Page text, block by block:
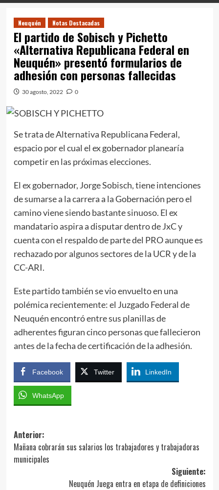
Neuquén Notas Destacadas
El partido de Sobisch y Pichetto
«Alternativa Republicana Federal en
Neuquén» presentó formularios de
adhesión con personas fallecidas
30 agosto, 2022 0
Se trata de Alternativa Republicana Federal,
espacio por el cual el ex gobernador planearía
competir en las próximas elecciones.
El ex gobernador, Jorge Sobisch, tiene intenciones
de sumarse a la carrera a la Gobernación pero el
camino viene siendo bastante sinuoso. El ex
mandatario aspira a disputar dentro de JxC y
cuenta con el respaldo de parte del PRO aunque es
rechazado por algunos sectores de la UCR y de la
CC-ARI.
Este partido también se vio envuelto en una
polémica recientemente: el Juzgado Federal de
Neuquén encontró entre sus planillas de
adherentes figuran cinco personas que fallecieron
antes de la fecha de certificación de la adhesión.
Facebook Twitter LinkedIn
WhatsApp
Navegación
de
entradas
Anterior:
Mañana cobrarán sus salarios los trabajadores y trabajadoras
municipales
Siguiente:
Neuquén Juega entra en etapa de definiciones